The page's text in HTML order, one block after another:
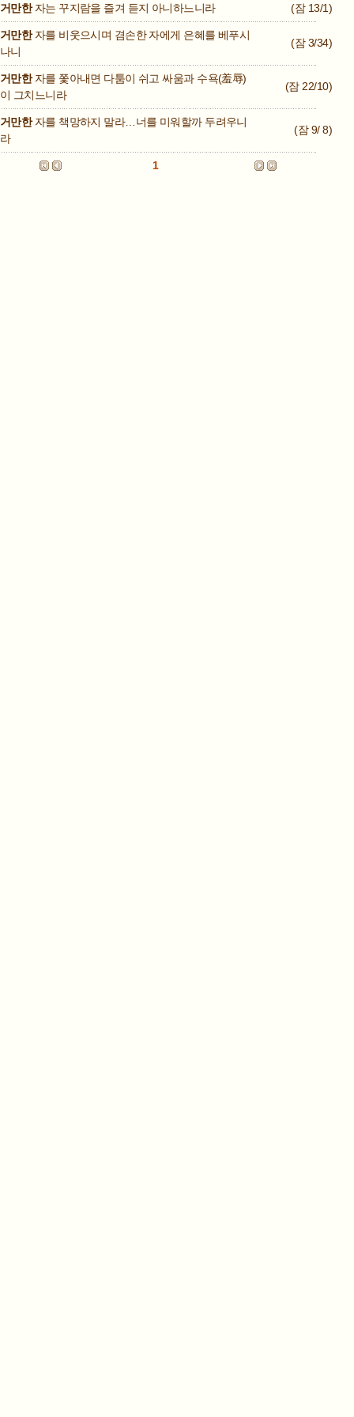
거만한자는 꾸지람을 즐겨 듣지 아니하느니라 (잠 13/1)
거만한자를 비웃으시며 겸손한 자에게 은혜를 베푸시
나니
(잠 3/34)
거만한자를 쫓아내면 다툼이 쉬고 싸움과 수욕(羞辱)
이 그치느니라
(잠 22/10)
거만한자를 책망하지 말라…너를 미워할까 두려우니
라
(잠 9/ 8)
1